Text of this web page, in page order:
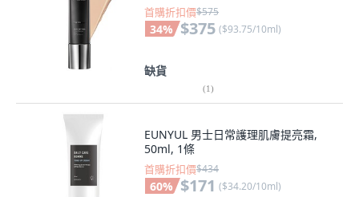
首購折扣價$575
34% $375 ($93.75/10ml)
缺貨
(1)
EUNYUL 男士日常護理肌膚提亮霜,
50ml, 1條
首購折扣價$434
60% $171 ($34.20/10ml)